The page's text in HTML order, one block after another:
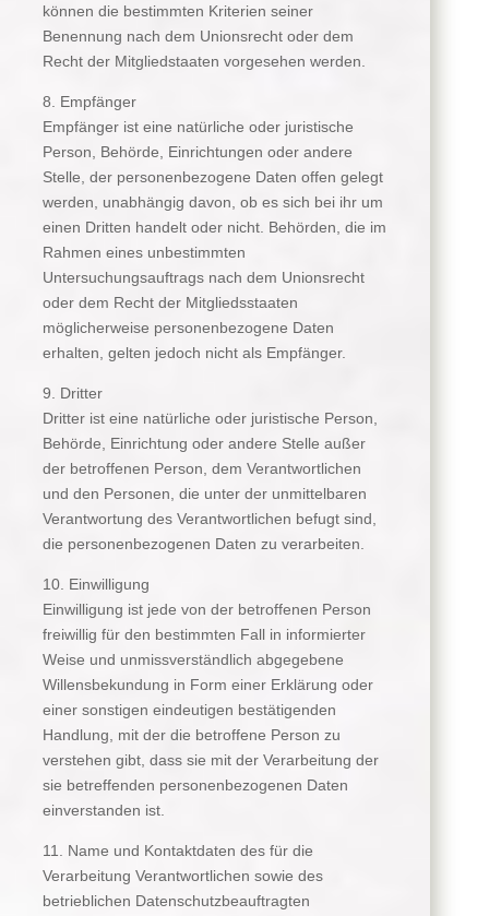
können die bestimmten Kriterien seiner
Benennung nach dem Unionsrecht oder dem
Recht der Mitgliedstaaten vorgesehen werden.
8. Empfänger
Empfänger ist eine natürliche oder juristische
Person, Behörde, Einrichtungen oder andere
Stelle, der personenbezogene Daten offen gelegt
werden, unabhängig davon, ob es sich bei ihr um
einen Dritten handelt oder nicht. Behörden, die im
Rahmen eines unbestimmten
Untersuchungsauftrags nach dem Unionsrecht
oder dem Recht der Mitgliedsstaaten
möglicherweise personenbezogene Daten
erhalten, gelten jedoch nicht als Empfänger.
9. Dritter
Dritter ist eine natürliche oder juristische Person,
Behörde, Einrichtung oder andere Stelle außer
der betroffenen Person, dem Verantwortlichen
und den Personen, die unter der unmittelbaren
Verantwortung des Verantwortlichen befugt sind,
die personenbezogenen Daten zu verarbeiten.
10. Einwilligung
Einwilligung ist jede von der betroffenen Person
freiwillig für den bestimmten Fall in informierter
Weise und unmissverständlich abgegebene
Willensbekundung in Form einer Erklärung oder
einer sonstigen eindeutigen bestätigenden
Handlung, mit der die betroffene Person zu
verstehen gibt, dass sie mit der Verarbeitung der
sie betreffenden personenbezogenen Daten
einverstanden ist.
11. Name und Kontaktdaten des für die
Verarbeitung Verantwortlichen sowie des
betrieblichen Datenschutzbeauftragten